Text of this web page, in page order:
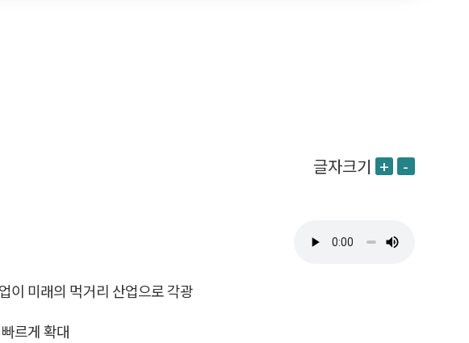
글자크기 + -
이 미래의 먹거리 산업으로 각광
르게 확대